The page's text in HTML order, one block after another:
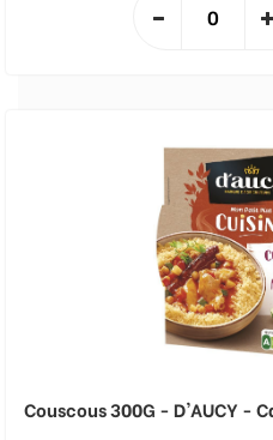
Couscous 300G - D'AUCY -